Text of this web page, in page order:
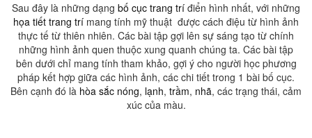
Sau đây là những dạng bố cục trang trí điển hình nhất, với những
họa tiết trang trí mang tính mỹ thuật được cách điệu từ hình ảnh
thực tế từ thiên nhiên. Các bài tập gợi lên sự sáng tạo từ chính
những hình ảnh quen thuộc xung quanh chúng ta. Các bài tập
bên dưới chỉ mang tính tham khảo, gợi ý cho người học phương
pháp kết hợp giữa các hình ảnh, các chi tiết trong 1 bài bố cục.
Bên cạnh đó là hòa sắc nóng, lạnh, trầm, nhã, các trạng thái, cảm
xúc của màu.